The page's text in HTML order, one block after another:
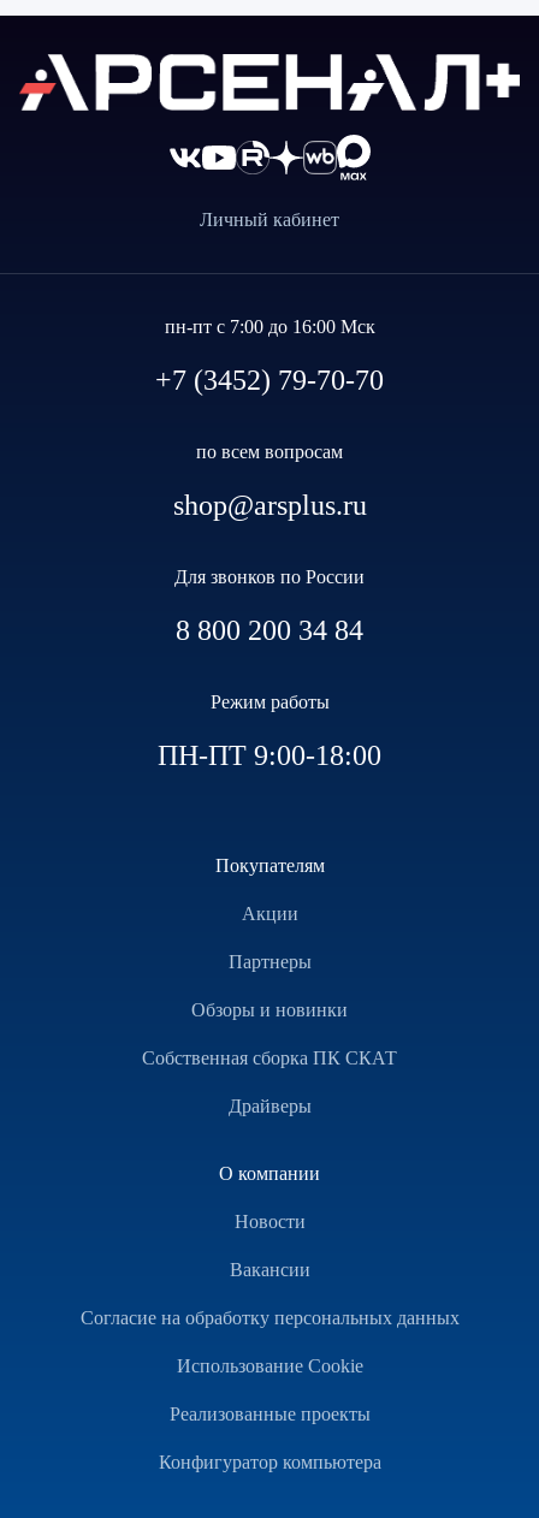
Личный кабинет
пн-пт с 7:00 до 16:00 Мск
+7 (3452) 79-70-70
по всем вопросам
shop@arsplus.ru
Для звонков по России
8 800 200 34 84
Режим работы
ПН-ПТ 9:00-18:00
Покупателям
Акции
Партнеры
Обзоры и новинки
Собственная сборка ПК СКАТ
Драйверы
О компании
Новости
Вакансии
Согласие на обработку персональных данных
Использование Cookie
Реализованные проекты
Конфигуратор компьютера